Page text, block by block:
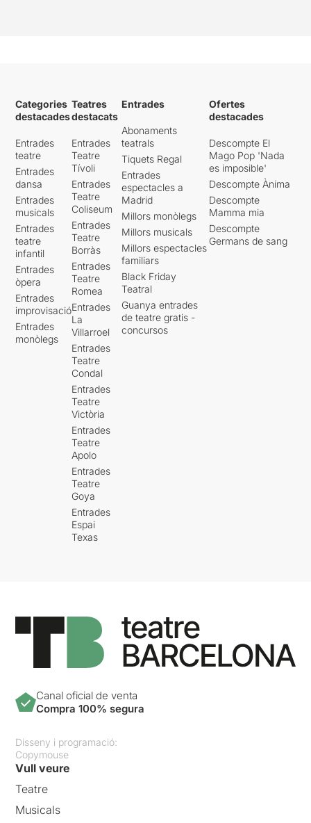
Categories
destacades
Entrades
teatre
Entrades
dansa
Entrades
musicals
Entrades
teatre
infantil
Entrades
òpera
Entrades
improvisació
Entrades
monòlegs
Teatres
destacats
Entrades
Teatre
Tívoli
Entrades
Teatre
Coliseum
Entrades
Teatre
Borràs
Entrades
Teatre
Romea
Entrades
La
Villarroel
Entrades
Teatre
Condal
Entrades
Teatre
Victòria
Entrades
Teatre
Apolo
Entrades
Teatre
Goya
Entrades
Espai
Texas
Entrades
Abonaments
teatrals
Tiquets Regal
Entrades
espectacles a
Madrid
Millors monòlegs
Millors musicals
Millors espectacles
familiars
Black Friday
Teatral
Guanya entrades
de teatre gratis -
concursos
Ofertes
destacades
Descompte El
Mago Pop 'Nada
es imposible'
Descompte Ànima
Descompte
Mamma mia
Descompte
Germans de sang
Canal oficial de venta
Compra 100% segura
Disseny i programació:
Copymouse
Vull veure
Teatre
Musicals